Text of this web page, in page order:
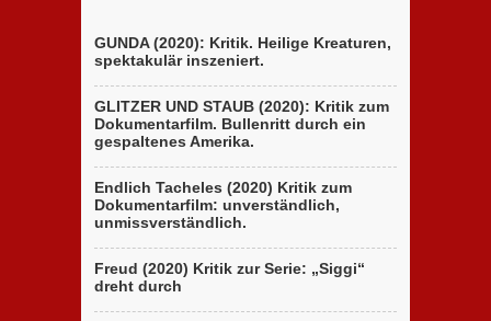
GUNDA (2020): Kritik. Heilige Kreaturen,
spektakulär inszeniert.
GLITZER UND STAUB (2020): Kritik zum
Dokumentarfilm. Bullenritt durch ein
gespaltenes Amerika.
Endlich Tacheles (2020) Kritik zum
Dokumentarfilm: unverständlich,
unmissverständlich.
Freud (2020) Kritik zur Serie: „Siggi“
dreht durch